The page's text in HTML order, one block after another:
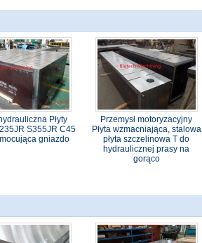
Płyty
S355JR C45
mocująca gniazdo
Przemysł motoryzacyjny
Płyta wzmacniająca, stalowa
płyta szczelinowa T do
hydraulicznej prasy na
gorąco